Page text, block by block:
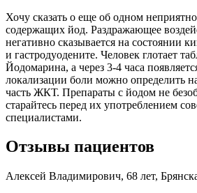
Хочу сказать о еще об одном
содержащих йод. Раздражающее
негативно сказывается на состоянии
и гастродуодените. Человек глотает
Йодомарина, а через 3-4 часа
локализации боли можно определить
часть ЖКТ. Препараты с йодом не
старайтесь перед их употреблением
специалистами.
Отзывы пациентов
Алексей Владимирович, 68 лет,